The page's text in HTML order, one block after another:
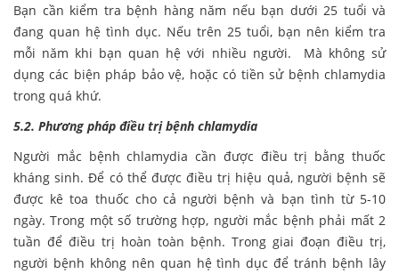
Bạn cần kiểm tra bệnh hàng năm nếu bạn dưới 25 tuổi và
đang quan hệ tình dục. Nếu trên 25 tuổi, bạn nên kiểm tra
mỗi năm khi bạn quan hệ với nhiều người. Mà không sử
dụng các biện pháp bảo vệ, hoặc có tiền sử bệnh chlamydia
trong quá khứ.
5.2. Phương pháp điều trị bệnh chlamydia
Người mắc bệnh chlamydia cần được điều trị bằng thuốc
kháng sinh. Để có thể được điều trị hiệu quả, người bệnh sẽ
được kê toa thuốc cho cả người bệnh và bạn tình từ 5-10
ngày. Trong một số trường hợp, người mắc bệnh phải mất 2
tuần để điều trị hoàn toàn bệnh. Trong giai đoạn điều trị,
người bệnh không nên quan hệ tình dục để tránh bệnh lây